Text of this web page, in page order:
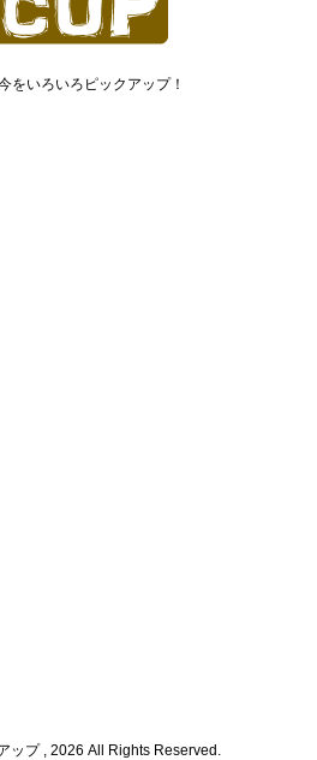
をいろいろピックアップ！
ップ , 2026 All Rights Reserved.